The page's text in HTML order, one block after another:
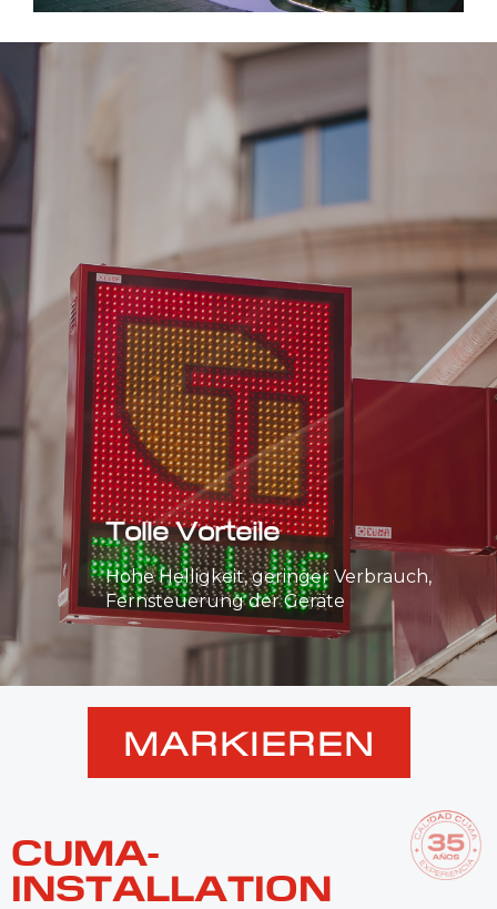
Tolle Vorteile
Hohe Helligkeit, geringer Verbrauch,
Fernsteuerung der Geräte
MARKIEREN
CUMA-
INSTALLATION